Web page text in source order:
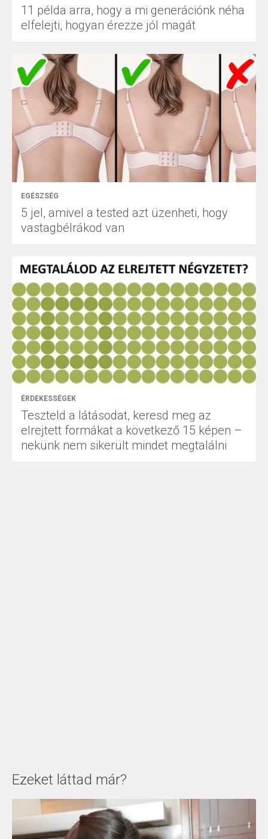
11 példa arra, hogy a mi generációnk néha
elfelejti, hogyan érezze jól magát
EGÉSZSÉG
5 jel, amivel a tested azt üzenheti, hogy
vastagbélrákod van
ÉRDEKESSÉGEK
Teszteld a látásodat, keresd meg az
elrejtett formákat a következő 15 képen –
nekünk nem sikerült mindet megtalálni
Ezeket láttad már?